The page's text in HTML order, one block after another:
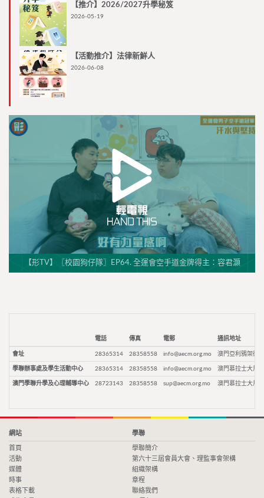
【推介】2026/2027升學秘笈
2026-05-19
【活動推介】法律新鮮人
2026-06-08
【形TV】〖校園狗仔隊〗EP64. 全運會空手道金牌得主：容君灝
電話 傳真 電郵 通訊地址
會址 28365314 28358558 info@aecm.org.mo 澳門亞利鴉架街9
學聯辦事處及學生活動中心 28365314 28358558 info@aecm.org.mo 澳門慕拉士大馬
澳門學聯升學及心理輔導中心 28723143 28358558 sup@aecm.org.mo 澳門慕拉士大馬
網站
首頁
活動
媒體
時事
表格下載
學聯
學聯簡介
第六十三屆會員大會、理監事會架構
組織架構
章程
聯絡我們